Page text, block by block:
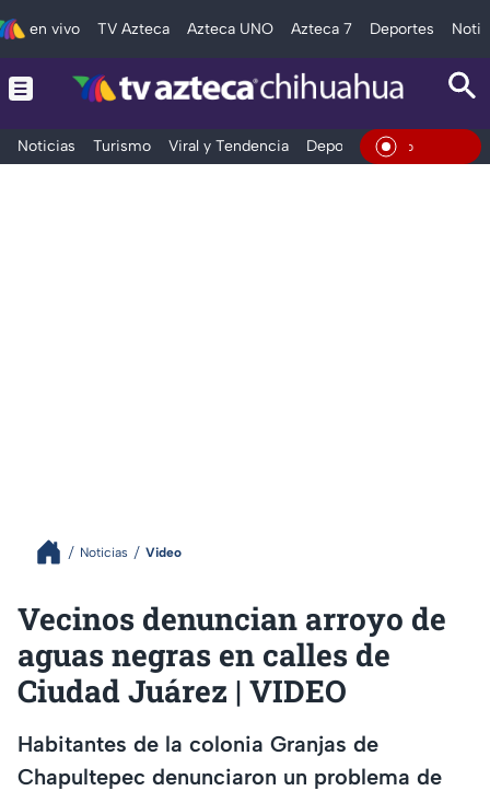
en vivo TV Azteca Azteca UNO Azteca 7 Deportes
Noticias Turismo Viral y Tendencia Deportes Espectáculos
En
Noticias Video
Vecinos denuncian arroyo de
aguas negras en calles de
Ciudad Juárez | VIDEO
Habitantes de la colonia Granjas de
Chapultepec denunciaron un problema de